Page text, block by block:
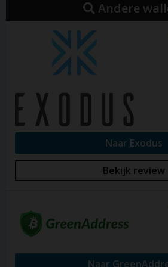
zijn kosten om de verstuurde
voegen aan het netwerk.
uit laag, standaard en hoog. De
kan niet bepaald worden,
automatisch afstemt met de
helemaal zeker welke wallet het
Webwallet.nl vind je niet alleen
wallet, broker en exchange reviews,
eens een handige vergelijker. Kijk
verder op de website en gebruik
Andere
Naar Exodus
Bekijk review
Naar